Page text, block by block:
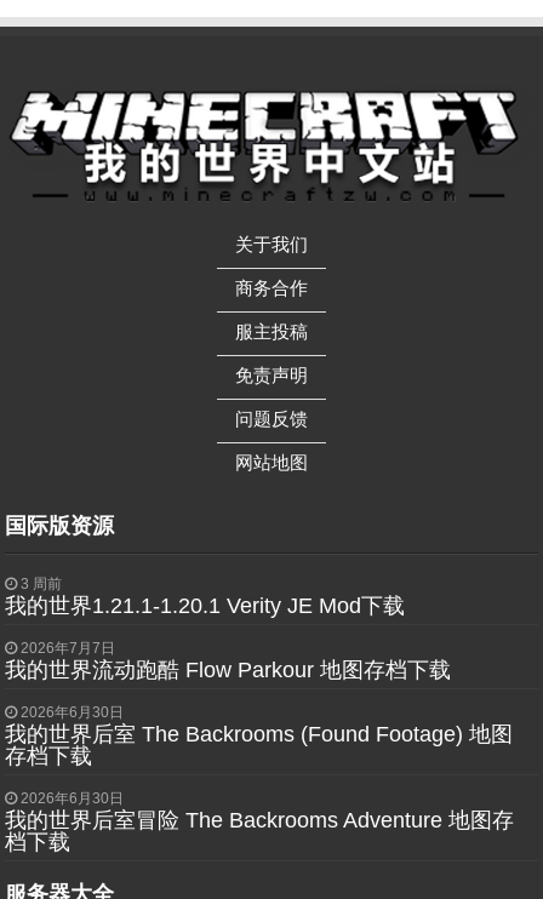
关于我们
——————
商务合作
——————
服主投稿
——————
免责声明
——————
问题反馈
——————
网站地图
国际版资源
3 周前
我的世界1.21.1-1.20.1 Verity JE Mod下载
2026年7月7日
我的世界流动跑酷 Flow Parkour 地图存档下载
2026年6月30日
我的世界后室 The Backrooms (Found Footage) 地图
存档下载
2026年6月30日
我的世界后室冒险 The Backrooms Adventure 地图存
档下载
服务器大全